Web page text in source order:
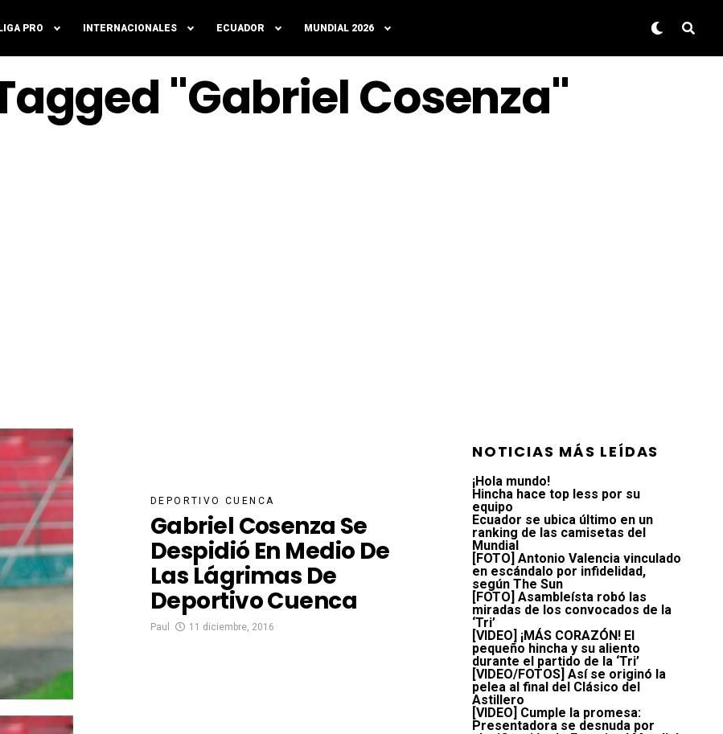
LIGA PRO INTERNACIONALES ECUADOR MUNDIAL 2026
"Gabriel Cosenza"
DEPORTIVO CUENCA
Gabriel Cosenza Se
Despidió En Medio De
Las Lágrimas De
Deportivo Cuenca
Paul 11 diciembre, 2016
NOTICIAS MÁS LEÍDAS
¡Hola mundo!
Hincha hace top less por su
equipo
Ecuador se ubica último en un
ranking de las camisetas del
Mundial
[FOTO] Antonio Valencia vinculado
en escándalo por infidelidad,
según The Sun
[FOTO] Asambleísta robó las
miradas de los convocados de la
‘Tri’
[VIDEO] ¡MÁS CORAZÓN! El
pequeño hincha y su aliento
durante el partido de la ‘Tri’
[VIDEO/FOTOS] Así se originó la
pelea al final del Clásico del
Astillero
[VIDEO] Cumple la promesa:
Presentadora se desnuda por